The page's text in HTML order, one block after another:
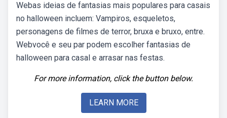
Webas ideias de fantasias mais populares para casais
no halloween incluem: Vampiros, esqueletos,
personagens de filmes de terror, bruxa e bruxo, entre.
Webvocê e seu par podem escolher fantasias de
halloween para casal e arrasar nas festas.
For more information, click the button below.
LEARN MORE